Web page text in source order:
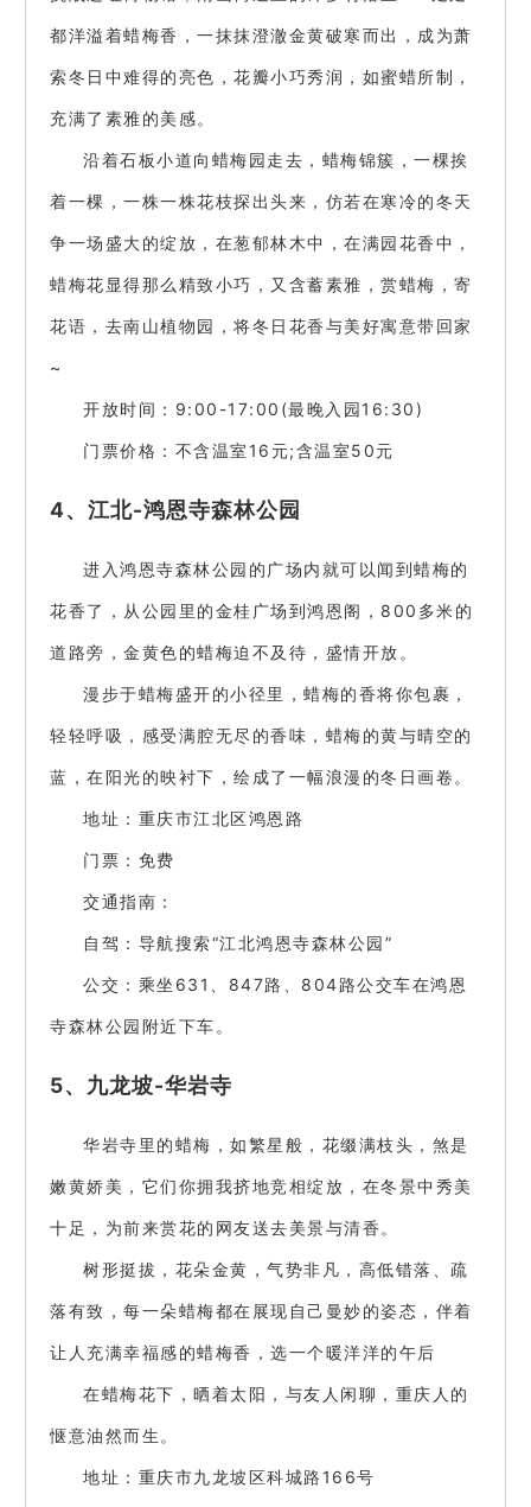
都洋溢着蜡梅香，一抹抹澄澈金黄破寒而出，成为萧
索冬日中难得的亮色，花瓣小巧秀润，如蜜蜡所制，
充满了素雅的美感。
沿着石板小道向蜡梅园走去，蜡梅锦簇，一棵挨
着一棵，一株一株花枝探出头来，仿若在寒冷的冬天
争一场盛大的绽放，在葱郁林木中，在满园花香中，
蜡梅花显得那么精致小巧，又含蓄素雅，赏蜡梅，寄
花语，去南山植物园，将冬日花香与美好寓意带回家
~
开放时间：9:00-17:00(最晚入园16:30)
门票价格：不含温室16元;含温室50元
4、江北-鸿恩寺森林公园
进入鸿恩寺森林公园的广场内就可以闻到蜡梅的
花香了，从公园里的金桂广场到鸿恩阁，800多米的
道路旁，金黄色的蜡梅迫不及待，盛情开放。
漫步于蜡梅盛开的小径里，蜡梅的香将你包裹，
轻轻呼吸，感受满腔无尽的香味，蜡梅的黄与晴空的
蓝，在阳光的映衬下，绘成了一幅浪漫的冬日画卷。
地址：重庆市江北区鸿恩路
门票：免费
交通指南：
自驾：导航搜索“江北鸿恩寺森林公园”
公交：乘坐631、847路、804路公交车在鸿恩
寺森林公园附近下车。
5、九龙坡-华岩寺
华岩寺里的蜡梅，如繁星般，花缀满枝头，煞是
嫩黄娇美，它们你拥我挤地竞相绽放，在冬景中秀美
十足，为前来赏花的网友送去美景与清香。
树形挺拔，花朵金黄，气势非凡，高低错落、疏
落有致，每一朵蜡梅都在展现自己曼妙的姿态，伴着
让人充满幸福感的蜡梅香，选一个暖洋洋的午后
在蜡梅花下，晒着太阳，与友人闲聊，重庆人的
惬意油然而生。
地址：重庆市九龙坡区科城路166号